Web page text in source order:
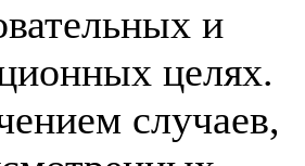
и
целях.
случаев,